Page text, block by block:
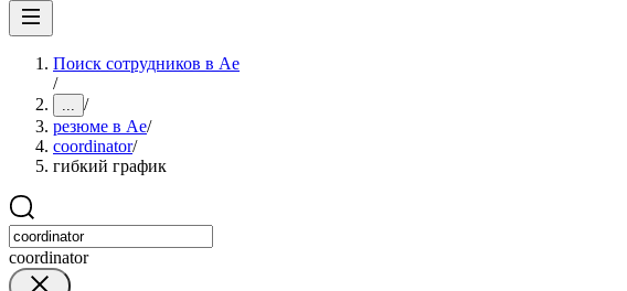
Поиск сотрудников в Ае
/
... /
резюме в Ае/
coordinator/
гибкий график
coordinator